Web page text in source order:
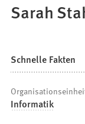
Sarah
Schnelle Fakten
Informatik